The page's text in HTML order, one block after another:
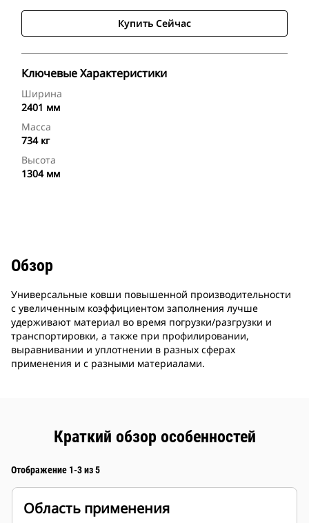
Купить Сейчас
Ключевые Характеристики
Ширина
2401 мм
Масса
734 кг
Высота
1304 мм
Обзор
Универсальные ковши повышенной производительности
с увеличенным коэффициентом заполнения лучше
удерживают материал во время погрузки/разгрузки и
транспортировки, а также при профилировании,
выравнивании и уплотнении в разных сферах
применения и с разными материалами.
Краткий обзор особенностей
Отображение 1-3 из 5
Область применения